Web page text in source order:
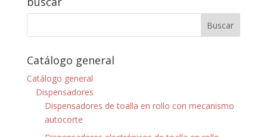
Catálogo general
Catálogo general
Dispensadores
Dispensadores de toalla en rollo con mecanismo
autocorte